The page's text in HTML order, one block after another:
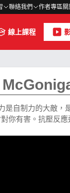
聯絡我們 作者專區
線上課程
自制力的大敵
你有害。抗壓反